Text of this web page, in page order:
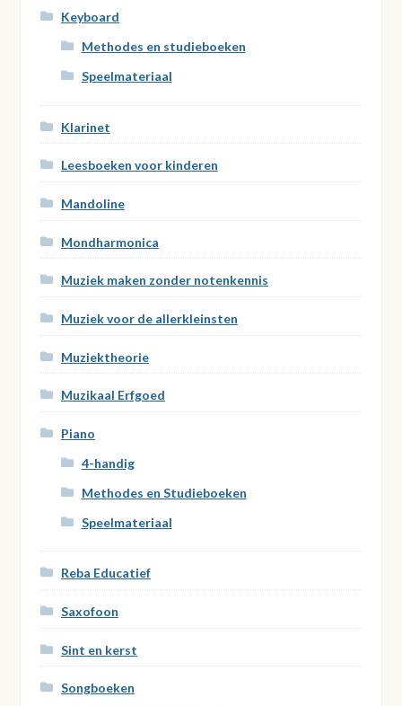
Keyboard
Methodes en studieboeken
Speelmateriaal
Klarinet
Leesboeken voor kinderen
Mandoline
Mondharmonica
Muziek maken zonder notenkennis
Muziek voor de allerkleinsten
Muziektheorie
Muzikaal Erfgoed
Piano
4-handig
Methodes en Studieboeken
Speelmateriaal
Reba Educatief
Saxofoon
Sint en kerst
Songboeken